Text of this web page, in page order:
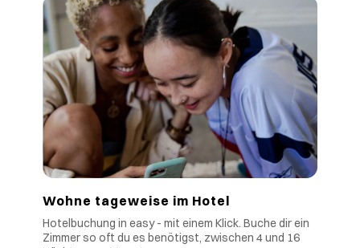
Wohne tageweise im Hotel
Hotelbuchung in easy - mit einem Klick. Buche dir ein
Zimmer so oft du es benötigst, zwischen 4 und 16